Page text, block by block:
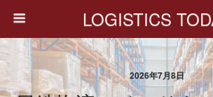
LOGISTICS
2026年7月8日